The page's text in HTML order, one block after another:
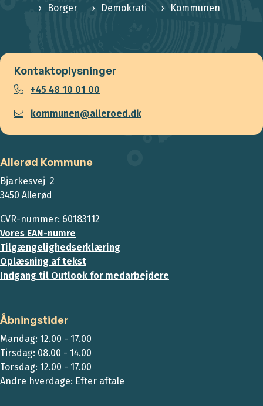
Borger Demokrati Kommunen
Kontaktoplysninger
+45 48 10 01 00
kommunen@alleroed.dk
Allerød Kommune
Bjarkesvej 2
3450 Allerød
CVR-nummer: 60183112
Vores EAN-numre
Tilgængelighedserklæring
Oplæsning af tekst
Indgang til Outlook for medarbejdere
Åbningstider
Mandag: 12.00 - 17.00
Tirsdag: 08.00 - 14.00
Torsdag: 12.00 - 17.00
Andre hverdage: Efter aftale